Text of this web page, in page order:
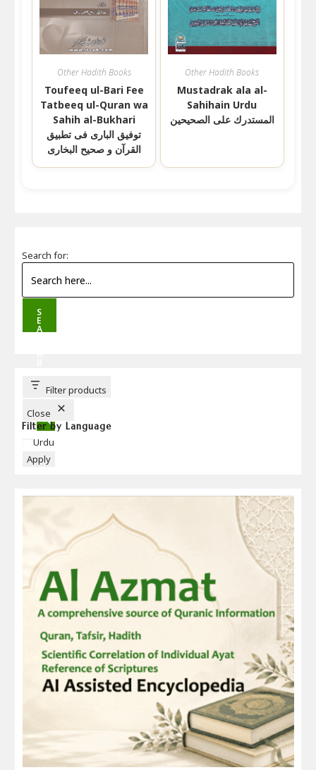
Other Hadith Books
Toufeeq ul-Bari Fee
Tatbeeq ul-Quran wa
Sahih al-Bukhari
توفیق الباری فی تطبیق
القرآن و صحیح البخاری
Other Hadith Books
Mustadrak ala al-
Sahihain Urdu
المستدرك على الصحيحين
Search for:
S
E
A
T
T
Filter products
Close
Filter by Language
Language
Urdu
Apply